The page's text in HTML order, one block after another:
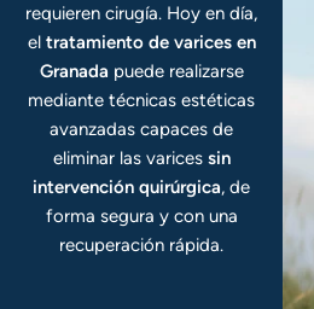
requieren cirugía. Hoy en día,
el tratamiento de varices en
Granada puede realizarse
mediante técnicas estéticas
avanzadas capaces de
eliminar las varices sin
intervención quirúrgica, de
forma segura y con una
recuperación rápida.